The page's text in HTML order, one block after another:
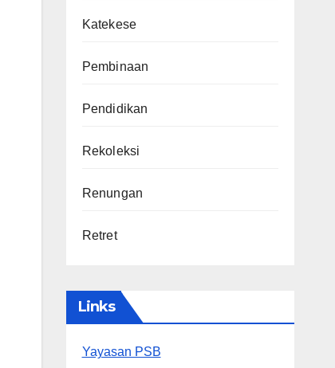
Katekese
Pembinaan
Pendidikan
Rekoleksi
Renungan
Retret
Links
Yayasan PSB